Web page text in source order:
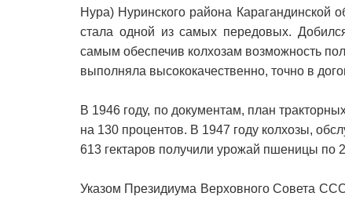
Нура) Нуринского района Карагандинской
стала одной из самых передовых.
самым обеспечив колхозам возможность
выполняла высококачественно, точно в
В 1946 году, по документам, план
на 130 процентов. В 1947 году колхозы,
613 гектаров получили урожай пшеницы по
Указом Президиума Верховного Совета